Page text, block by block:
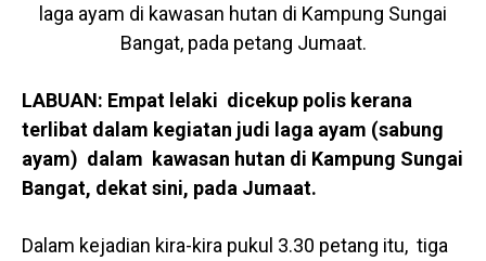
laga ayam di kawasan hutan di Kampung Sungai
Bangat, pada petang Jumaat.
LABUAN: Empat lelaki dicekup polis kerana
terlibat dalam kegiatan judi laga ayam (sabung
ayam) dalam kawasan hutan di Kampung Sungai
Bangat, dekat sini, pada Jumaat.
Dalam kejadian kira-kira pukul 3.30 petang itu, tiga